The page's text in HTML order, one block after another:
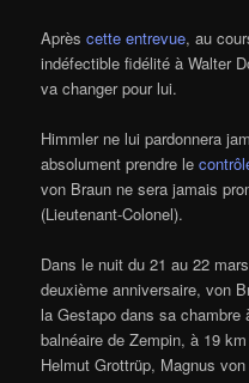
Aprèscette entrevue, au
indéfectible fidélité à Walter
va changer pour lui.
Himmler ne lui pardonnera
absolument prendre le
von Braun ne sera jamais
(Lieutenant-Colonel).
Dans le nuit du 21 au 22
deuxième anniversaire, von
la Gestapo dans sa chambre
balnéaire de Zempin, à 19
Helmut Grottrüp, Magnus